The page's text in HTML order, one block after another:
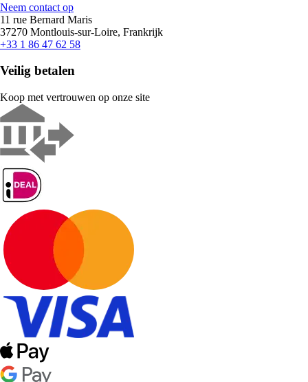
Neem contact op
11 rue Bernard Maris
37270 Montlouis-sur-Loire, Frankrijk
+33 1 86 47 62 58
Veilig betalen
Koop met vertrouwen op onze site